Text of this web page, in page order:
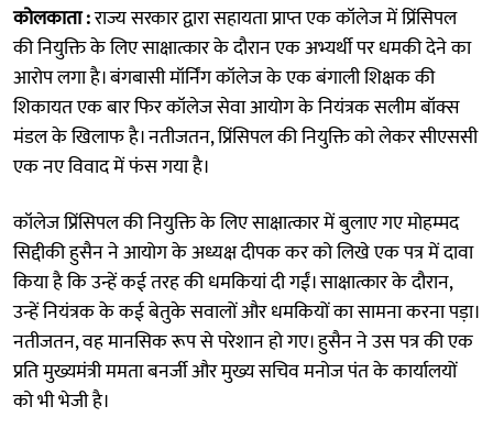
कोलकाता :राज्य सरकार द्वारा सहायता प्राप्त एक कॉलेज में प्रिंसिपल
की नियुक्ति के लिए साक्षात्कार के दौरान एक अभ्यर्थी पर धमकी देने का
आरोप लगा है। बंगबासी मॉर्निंग कॉलेज के एक बंगाली शिक्षक की
शिकायत एक बार फिर कॉलेज सेवा आयोग के नियंत्रक सलीम बॉक्स
मंडल के खिलाफ है। नतीजतन, प्रिंसिपल की नियुक्ति को लेकर सीएससी
एक नए विवाद में फंस गया है।
कॉलेज प्रिंसिपल की नियुक्ति के लिए साक्षात्कार में बुलाए गए मोहम्मद
सिद्दीकी हुसैन ने आयोग के अध्यक्ष दीपक कर को लिखे एक पत्र में दावा
किया है कि उन्हें कई तरह की धमकियां दी गईं। साक्षात्कार के दौरान,
उन्हें नियंत्रक के कई बेतुके सवालों और धमकियों का सामना करना पड़ा।
नतीजतन, वह मानसिक रूप से परेशान हो गए। हुसैन ने उस पत्र की एक
प्रति मुख्यमंत्री ममता बनर्जी और मुख्य सचिव मनोज पंत के कार्यालयों
को भी भेजी है।